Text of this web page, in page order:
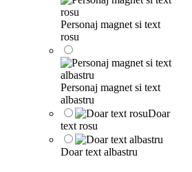
Personaj magnet si text
rosu
Personaj magnet si text
albastru
Doar
text rosu
Doar text albastru